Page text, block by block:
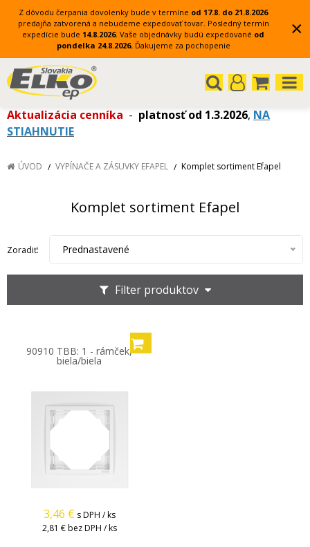
Z dôvodu čerpania dovolenky bude v termíne od 17.8. do 21.8.2026
predajňa zatvorená a nebudeme expedovať tovar. Posledný termín
expedície bude 14.8.2026. Vaše objednávky budú expedované od
pondelka 24.8.2026. Ďakujeme za pochopenie
×
Aktualizácia cenníka - platnosť od 1.3.2026, NA
STIAHNUTIE
ÚVOD VYPÍNAČE A ZÁSUVKY EFAPEL Komplet sortiment Efapel
Komplet sortiment Efapel
Filter produktov
Zoradiť: Prednastavené
90910 TBB: 1 - rámček,
biela/biela
3,46 € s DPH / ks
2,81 € bez DPH / ks